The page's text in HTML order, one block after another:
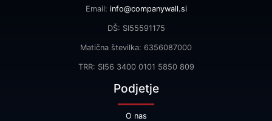
Email: info@companywall.si
DŠ: SI55591175
Matična številka: 6356087000
TRR: SI56 3400 0101 5850 809
Podjetje
O nas